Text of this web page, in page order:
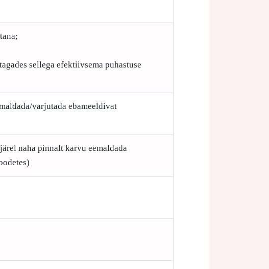
sellega efektiivsema puhastuse
varjutada ebameeldivat
naha pinnalt karvu eemaldada